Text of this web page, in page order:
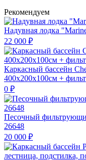
Рекомендуем
Надувная лодка
22 000 ₽
Каркасный бассейн
400х200х100см +
0 ₽
Песочный
26648
20 000 ₽